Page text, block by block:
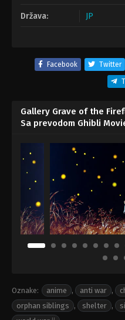
Država: JP
Facebook Twitter
Gallery Grave of the
Sa prevodom Ghibli
Oznake: anime , anti war ,
orphan siblings
, shelter ,